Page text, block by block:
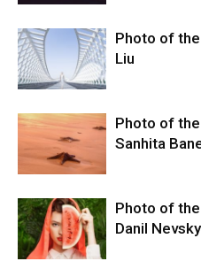
Photo of the
Liu
Photo of
Sanhita
Photo of
Danil Nevsky